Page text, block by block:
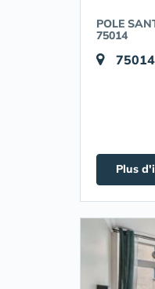
POLE
75014
Plus